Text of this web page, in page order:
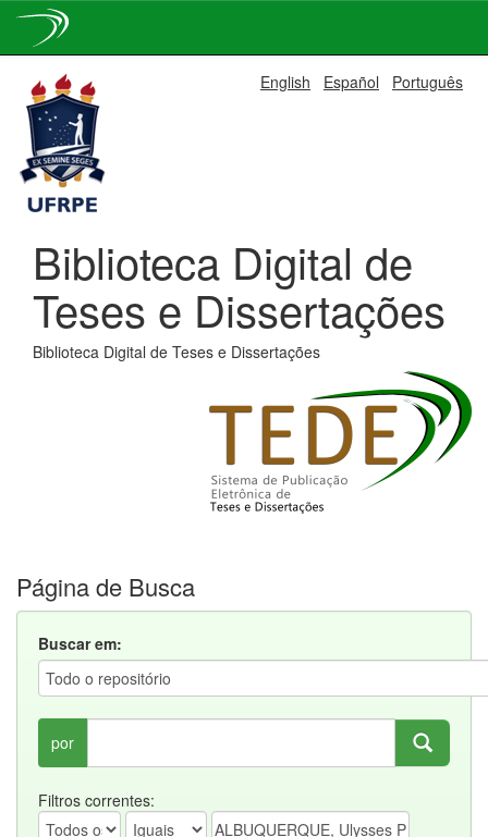
navigation
English Español Português
Biblioteca Digital de
Teses e Dissertações
Biblioteca Digital de Teses e Dissertações
Página de Busca
Buscar em:
por
Filtros correntes: